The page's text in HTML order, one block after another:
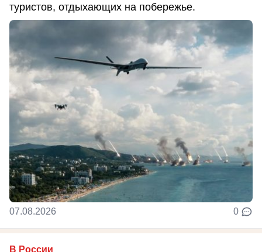
туристов, отдыхающих на побережье.
07.08.2026 0
В России